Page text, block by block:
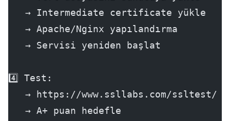
   → Intermediate certificate yükle
   → Apache/Nginx yapılandırma
   → Servisi yeniden başlat
4️⃣ Test:
   → https://www.ssllabs.com/ssltest/
   → A+ puan hedefle